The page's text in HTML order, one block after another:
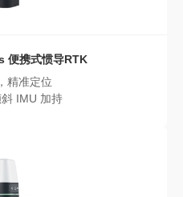
便携式惯导RTK
精准定位
IMU 加持